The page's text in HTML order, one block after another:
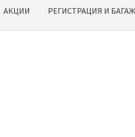
АКЦИИ РЕГИСТРАЦИЯ И БАГАЖ